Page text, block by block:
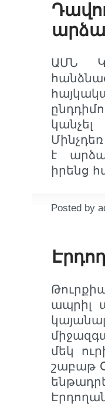
ԱՄՆ
է
իրենց
Posted by
ապրիլ
մեկ
շաբաթ